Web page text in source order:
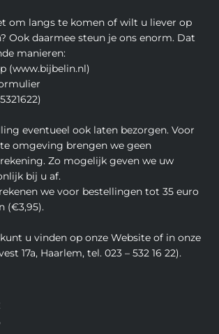
om langs te komen of wilt u liever op
Ook daarmee steun je ons enorm. Dat
manieren:
(www.bijbelin.nl)
eventueel ook laten bezorgen. Voor
omgeving brengen we geen
Zo mogelijk geven we uw
bij u af.
we voor bestellingen tot 35 euro
(€3,95).
u vinden op onze Website of in onze
17a, Haarlem, tel. 023 – 532 16 22).